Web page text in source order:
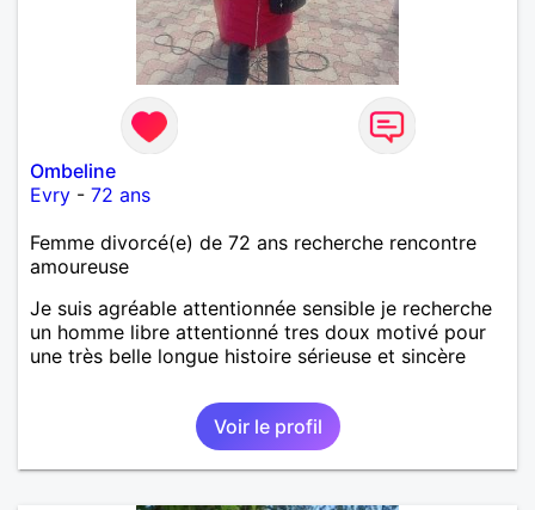
Ombeline
Evry - 72 ans
Femme divorcé(e) de 72 ans recherche rencontre
amoureuse
Je suis agréable attentionnée sensible je recherche
un homme libre attentionné tres doux motivé pour
une très belle longue histoire sérieuse et sincère
Voir le profil